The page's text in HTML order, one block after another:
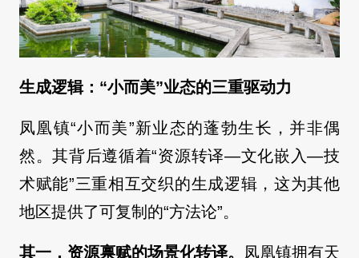
生成逻辑：“小而美”业态的三重驱动力
凤凰镇“小而美”新业态的蓬勃生长，并非偶
然。其背后遵循着“资源转译—文化嵌入—技
术赋能”三重相互交织的生成逻辑，这为其他
地区提供了可复制的“方法论”。
其一，资源禀赋的场景化转译。 凤凰镇拥有天